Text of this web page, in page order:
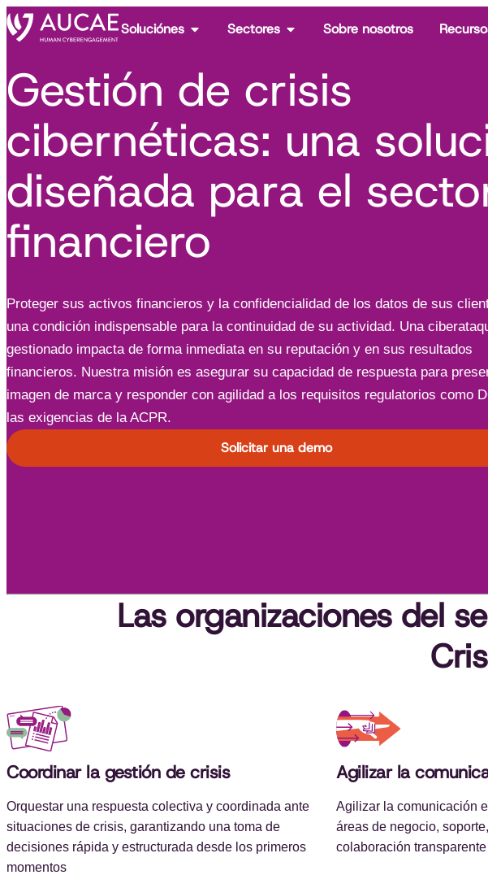
Soluciónes Sectores Sobre nosotros
Gestión de crisis
cibernéticas: una
diseñada para el
financiero
Proteger sus activos financieros y la confidencialidad de los datos de sus
una condición indispensable para la continuidad de su actividad. Una
gestionado impacta de forma inmediata en su reputación y en sus resultados
financieros. Nuestra misión es asegurar su capacidad de respuesta para
imagen de marca y responder con agilidad a los requisitos regulatorios como
las exigencias de la ACPR.
Solicitar una demo
Las organizaciones del
Coordinar la gestión de crisis
Orquestar una respuesta colectiva y coordinada ante
situaciones de crisis, garantizando una toma de
decisiones rápida y estructurada desde los primeros
momentos
Agilizar la
Agilizar la comunicación
áreas de negocio,
colaboración transparente